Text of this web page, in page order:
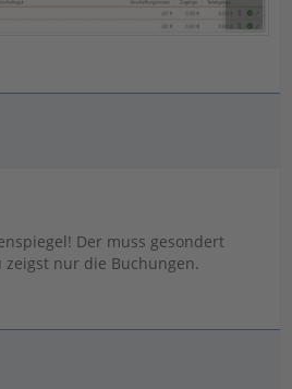
Der muss gesondert
zeigst nur die Buchungen.